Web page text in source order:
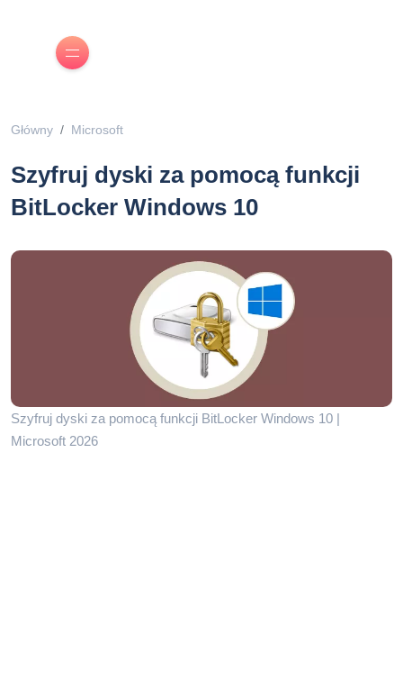
Główny Microsoft
Szyfruj dyski za pomocą funkcji
BitLocker Windows 10
Szyfruj dyski za pomocą funkcji BitLocker Windows 10 |
Microsoft 2026